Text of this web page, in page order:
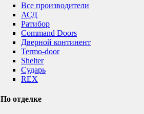
Все производители
АСД
Ратибор
Command Doors
Дверной континент
Termo-door
Shelter
Сударь
REX
По отделке